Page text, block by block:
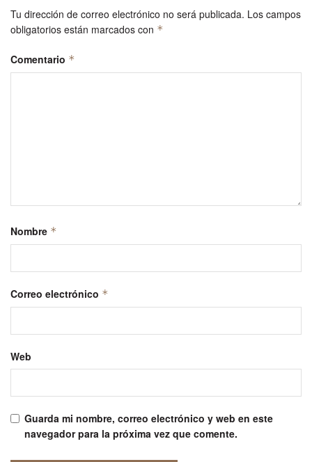
Tu dirección de correo electrónico no será publicada. Los campos
obligatorios están marcados con *
Comentario *
Nombre *
Correo electrónico *
Web
Guarda mi nombre, correo electrónico y web en este
navegador para la próxima vez que comente.